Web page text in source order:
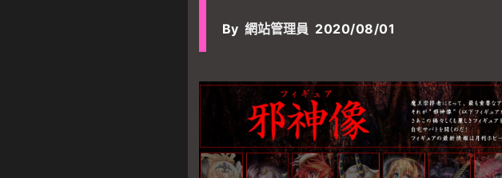
By 網站管理員 2020/08/01